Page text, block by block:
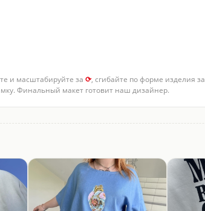
и масштабируйте за ⟳, сгибайте по форме изделия за
Финальный макет готовит наш дизайнер.